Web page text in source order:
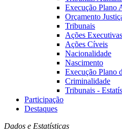
Execução Plano
Orçamento
Tribunais
Ações
Ações Cíveis
Nacionalidade
Nascimento
Execução Plano
Criminalidade
Tribunais -
Participação
Destaques
Dados e Estatísticas